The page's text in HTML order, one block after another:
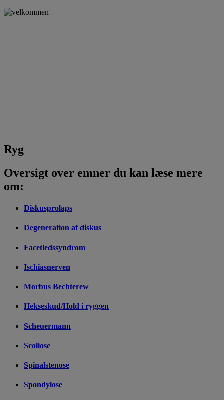
Ryg
Oversigt over emner du kan læse mere
om:
Diskusprolaps
Degeneration af diskus
Facetledssyndrom
Ischiasnerven
Morbus Bechterew
Hekseskud/Hold i ryggen
Scheuermann
Scoliose
Spinalstenose
Spondylose